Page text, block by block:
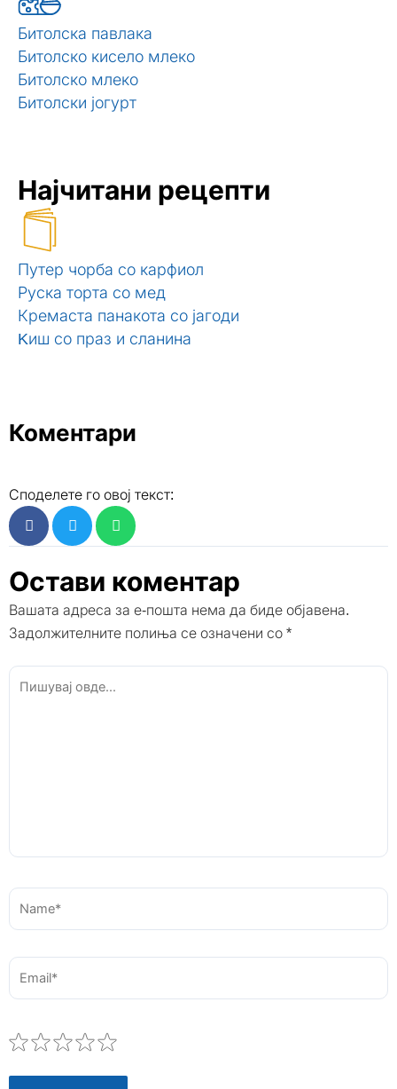
Битолска павлака
Битолско кисело млеко
Битолско млеко
Битолски јогурт
Најчитани рецепти
Путер чорба со карфиол
Руска торта со мед
Кремаста панакота со јагоди
Kиш со праз и сланина
Коментари
Споделете го овој текст:
Остави коментар
Вашата адреса за е-пошта нема да биде објавена.
Задолжителните полиња се означени со *
Пишувај
овде...
Name*
Email*